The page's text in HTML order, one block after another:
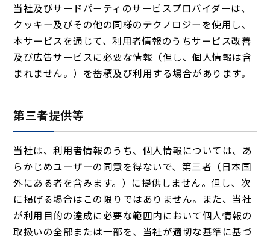
当社及びサードパーティのサービスプロバイダーは、
クッキー及びその他の同様のテクノロジーを使用し、
本サービスを通じて、利用者情報のうちサービス改善
及び広告サービスに必要な情報（但し、個人情報は含
まれません。）を蓄積及び利用する場合があります。
第三者提供等
当社は、利用者情報のうち、個人情報については、あ
らかじめユーザーの同意を得ないで、第三者（日本国
外にある者を含みます。）に提供しません。但し、次
に掲げる場合はこの限りではありません。また、当社
が利用目的の達成に必要な範囲内において個人情報の
取扱いの全部または一部を、当社が適切な基準に基づ